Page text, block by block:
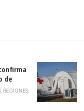
de
, REGIONES,